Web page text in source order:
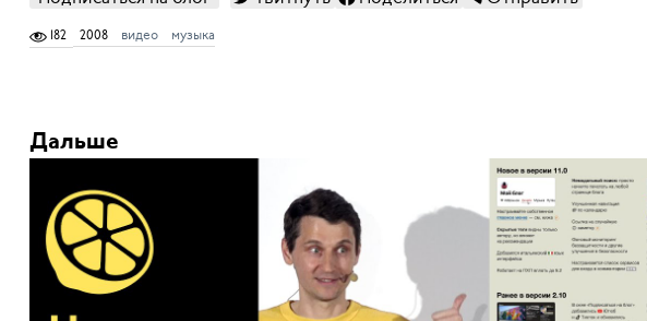
182 2008 видео музыка
Дальше